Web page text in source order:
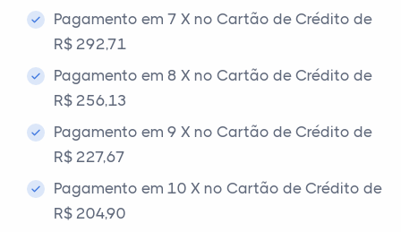
Pagamento em 7 X no Cartão de Crédito de
R$ 292,71
Pagamento em 8 X no Cartão de Crédito de
R$ 256,13
Pagamento em 9 X no Cartão de Crédito de
R$ 227,67
Pagamento em 10 X no Cartão de Crédito de
R$ 204,90